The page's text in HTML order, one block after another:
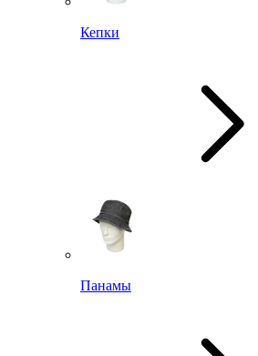
Кепки
Панамы